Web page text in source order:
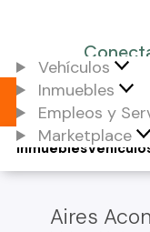
Vehículos
Inmuebles
Empleos y
Marketplace
Inmuebles
Aires